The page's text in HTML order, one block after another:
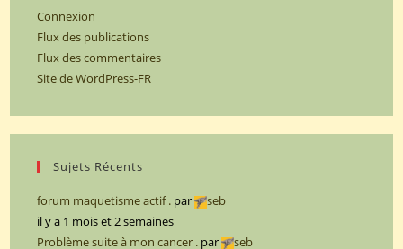
Connexion
Flux des publications
Flux des commentaires
Site de WordPress-FR
Sujets Récents
forum maquetisme actif . par
seb
il y a 1 mois et 2 semaines
Problème suite à mon cancer . par
seb